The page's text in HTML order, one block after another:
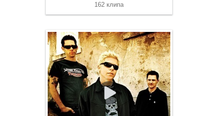
162 клипа